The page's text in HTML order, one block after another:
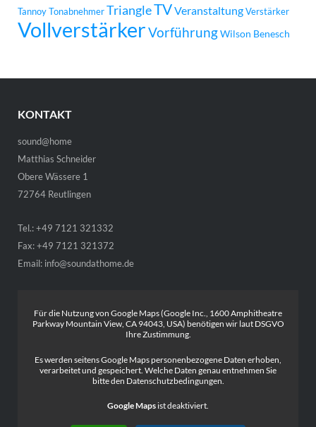
Tannoy Tonabnehmer TriangleTVVeranstaltung Verstärker
VollverstärkerVorführungWilson Benesch
KONTAKT
sound@home
Matthias Schneider
Obere Wässere 1
72764 Reutlingen
Tel.: +49 7121 321332
Fax: +49 7121 321372
Email: info@soundathome.de
Für die Nutzung von Google Maps (Google Inc., 1600 Amphitheatre
Parkway Mountain View, CA 94043, USA) benötigen wir laut DSGVO
Ihre Zustimmung.
Es werden seitens Google Maps personenbezogene Daten erhoben,
verarbeitet und gespeichert. Welche Daten genau entnehmen Sie
bitte den Datenschutzbedingungen.
Google Maps ist deaktiviert.